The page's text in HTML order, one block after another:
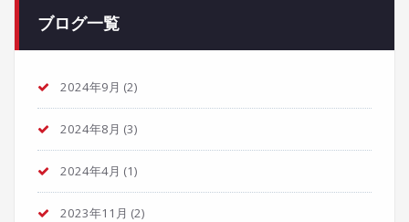
ブログ一覧
2024年9月 (2)
2024年8月 (3)
2024年4月 (1)
2023年11月 (2)